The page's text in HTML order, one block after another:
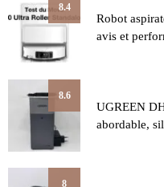
8.4
Robot
avis et
8.6
UGREEN
abordable,
8